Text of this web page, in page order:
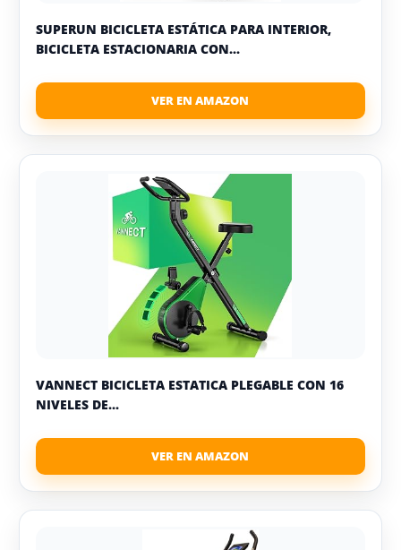
SUPERUN BICICLETA ESTÁTICA PARA INTERIOR,
BICICLETA ESTACIONARIA CON...
VANNECT BICICLETA ESTATICA PLEGABLE CON 16
NIVELES DE...